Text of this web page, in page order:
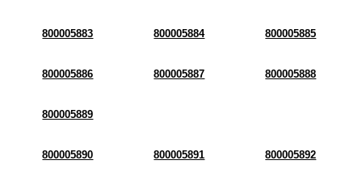
800005883 800005884 800005885
800005886 800005887 800005888
800005889
800005890 800005891 800005892